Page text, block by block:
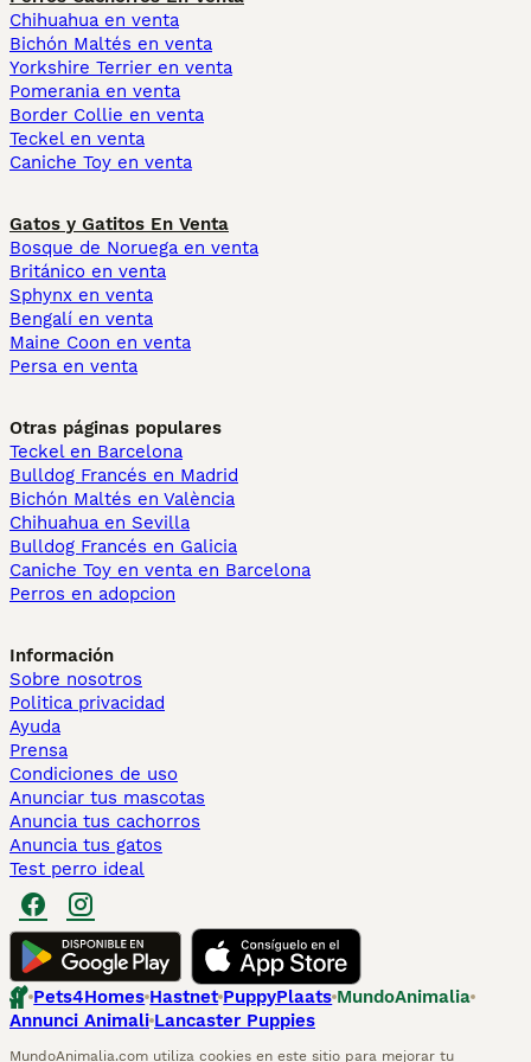
Chihuahua en venta
Bichón Maltés en venta
Yorkshire Terrier en venta
Pomerania en venta
Border Collie en venta
Teckel en venta
Caniche Toy en venta
Gatos y Gatitos En Venta
Bosque de Noruega en venta
Británico en venta
Sphynx en venta
Bengalí en venta
Maine Coon en venta
Persa en venta
Otras páginas populares
Teckel en Barcelona
Bulldog Francés en Madrid
Bichón Maltés en València
Chihuahua en Sevilla
Bulldog Francés en Galicia
Caniche Toy en venta en Barcelona
Perros en adopcion
Información
Sobre nosotros
Politica privacidad
Ayuda
Prensa
Condiciones de uso
Anunciar tus mascotas
Anuncia tus cachorros
Anuncia tus gatos
Test perro ideal
Pets4Homes Hastnet PuppyPlaats MundoAnimalia
Annunci Animali Lancaster Puppies
MundoAnimalia.com utiliza cookies en este sitio para mejorar tu